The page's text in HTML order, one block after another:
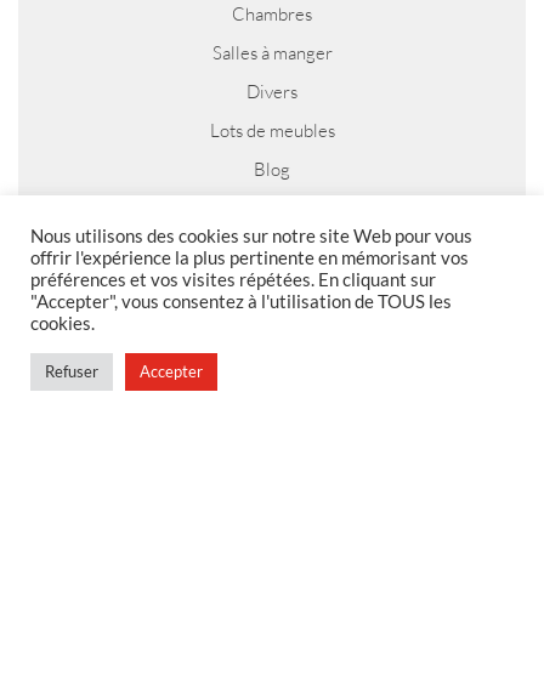
Chambres
Salles à manger
Divers
Lots de meubles
Blog
MENTIONS LEGALES
Politique de confidentialité
Conditions générales de vente
Nous utilisons des cookies sur notre site Web pour vous
offrir l'expérience la plus pertinente en mémorisant vos
préférences et vos visites répétées. En cliquant sur
"Accepter", vous consentez à l'utilisation de TOUS les
cookies.
Refuser Accepter